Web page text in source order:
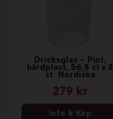
Dricksglas - Pint,
hårdplast, 56,8 cl x 8
st. Nordiska
279 kr
Info & Köp